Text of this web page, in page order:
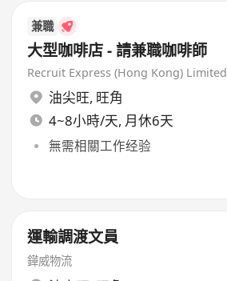
兼職
大型咖啡店 - 請兼職咖啡師
Recruit Express (Hong Kong) Limited
油尖旺, 旺角
4~8小時/天, 月休6天
無需相關工作经验
運輸調渡文員
鏵威物流